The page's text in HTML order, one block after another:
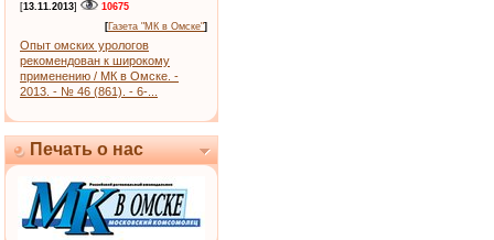
[13.11.2013]
10675
[Газета "МК в Омске"]
Опыт омских урологов
рекомендован к широкому
применению / МК в Омске. -
2013. - № 46 (861). - 6-...
Печать о нас